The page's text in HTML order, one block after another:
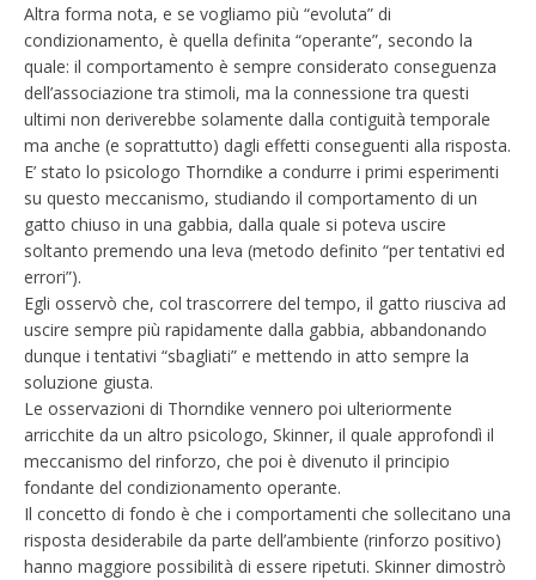
Altra forma nota, e se vogliamo più “evoluta” di
condizionamento, è quella definita “operante”, secondo la
quale: il comportamento è sempre considerato conseguenza
dell’associazione tra stimoli, ma la connessione tra questi
ultimi non deriverebbe solamente dalla contiguità temporale
ma anche (e soprattutto) dagli effetti conseguenti alla risposta.
E’ stato lo psicologo Thorndike a condurre i primi esperimenti
su questo meccanismo, studiando il comportamento di un
gatto chiuso in una gabbia, dalla quale si poteva uscire
soltanto premendo una leva (metodo definito “per tentativi ed
errori”).
Egli osservò che, col trascorrere del tempo, il gatto riusciva ad
uscire sempre più rapidamente dalla gabbia, abbandonando
dunque i tentativi “sbagliati” e mettendo in atto sempre la
soluzione giusta.
Le osservazioni di Thorndike vennero poi ulteriormente
arricchite da un altro psicologo, Skinner, il quale approfondì il
meccanismo del rinforzo, che poi è divenuto il principio
fondante del condizionamento operante.
Il concetto di fondo è che i comportamenti che sollecitano una
risposta desiderabile da parte dell’ambiente (rinforzo positivo)
hanno maggiore possibilità di essere ripetuti. Skinner dimostrò